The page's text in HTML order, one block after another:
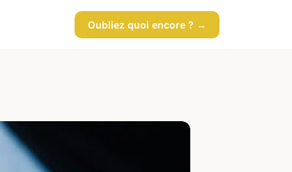
Oubliez quoi encore ? →